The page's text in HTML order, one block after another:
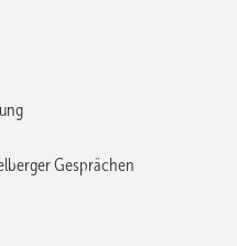
Liraglutid der
eine Magenbypass-
bei Patienten mit Typ-2-
und Remission
Bauchschmerzen,
überlegen.
Gesprächen